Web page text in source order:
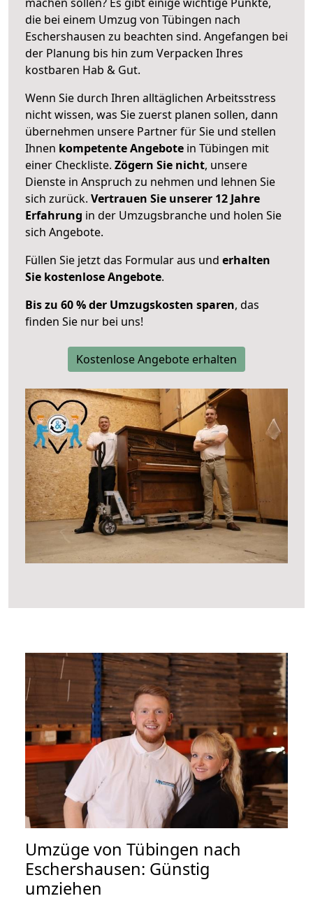
die bei einem Umzug von Tübingen nach
Eschershausen zu beachten sind. Angefangen bei
der Planung bis hin zum Verpacken Ihres
kostbaren Hab & Gut.
Wenn Sie durch Ihren alltäglichen Arbeitsstress
nicht wissen, was Sie zuerst planen sollen, dann
übernehmen unsere Partner für Sie und stellen
Ihnen kompetente Angebote in Tübingen mit
einer Checkliste. Zögern Sie nicht, unsere
Dienste in Anspruch zu nehmen und lehnen Sie
sich zurück. Vertrauen Sie unserer 12 Jahre
Erfahrung in der Umzugsbranche und holen Sie
sich Angebote.
Füllen Sie jetzt das Formular aus und erhalten
Sie kostenlose Angebote.
Bis zu 60 % der Umzugskosten sparen, das
finden Sie nur bei uns!
Kostenlose Angebote erhalten
Umzüge von Tübingen nach
Eschershausen: Günstig
umziehen